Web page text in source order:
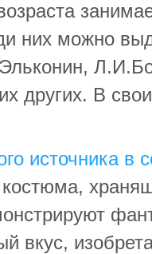
них можно
других. В
источника
костюма,
вкус,